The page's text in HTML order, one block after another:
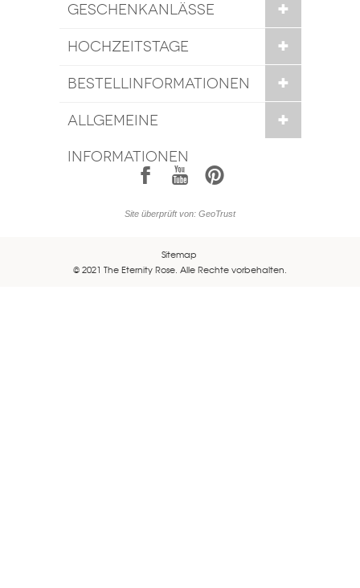
GESCHENKANLÄSSE
HOCHZEITSTAGE
BESTELLINFORMATIONEN
ALLGEMEINE
INFORMATIONEN
1 7 6
Site überprüft von: GeoTrust
Sitemap
© 2021 The Eternity Rose. Alle Rechte vorbehalten.